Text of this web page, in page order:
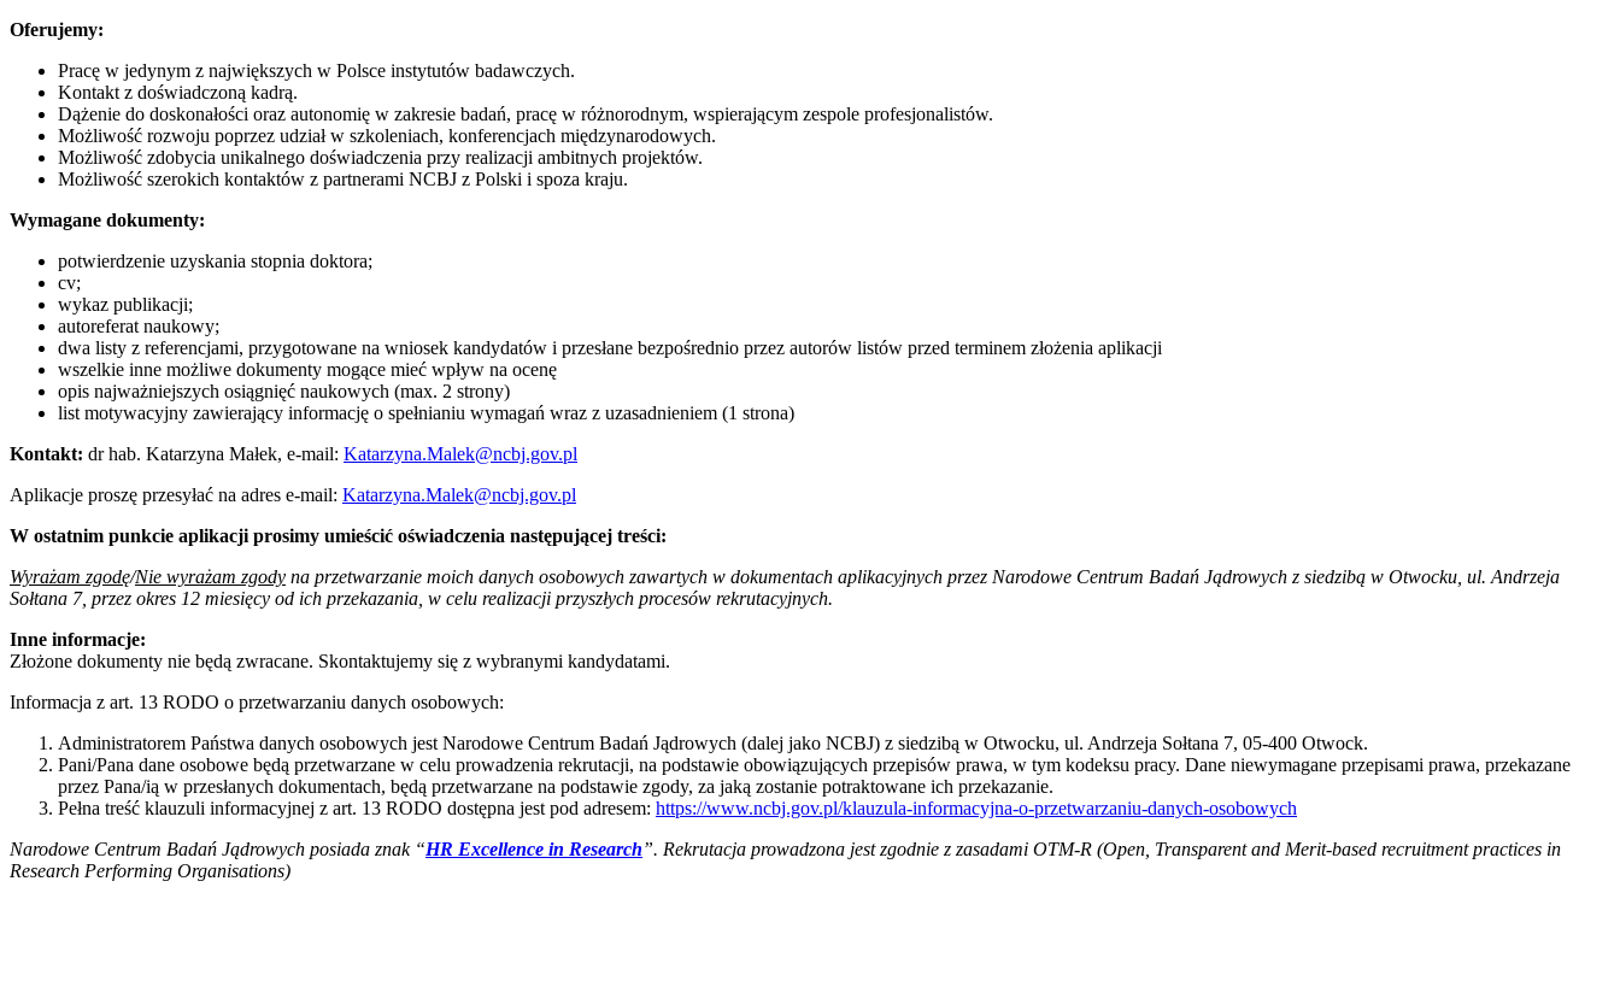
Oferujemy:
Pracę w jedynym z największych w Polsce instytutów badawczych.
Kontakt z doświadczoną kadrą.
Dążenie do doskonałości oraz autonomię w zakresie badań, pracę w różnorodnym, wspierającym zespole profesjonalistów.
Możliwość rozwoju poprzez udział w szkoleniach, konferencjach międzynarodowych.
Możliwość zdobycia unikalnego doświadczenia przy realizacji ambitnych projektów.
Możliwość szerokich kontaktów z partnerami NCBJ z Polski i spoza kraju.
Wymagane dokumenty:
potwierdzenie uzyskania stopnia doktora;
cv;
wykaz publikacji;
autoreferat naukowy;
dwa listy z referencjami, przygotowane na wniosek kandydatów i przesłane bezpośrednio przez autorów listów przed terminem złożenia aplikacji
wszelkie inne możliwe dokumenty mogące mieć wpływ na ocenę
opis najważniejszych osiągnięć naukowych (max. 2 strony)
list motywacyjny zawierający informację o spełnianiu wymagań wraz z uzasadnieniem (1 strona)
Kontakt: dr hab. Katarzyna Małek, e-mail: Katarzyna.Malek@ncbj.gov.pl
Aplikacje proszę przesyłać na adres e-mail: Katarzyna.Malek@ncbj.gov.pl
W ostatnim punkcie aplikacji prosimy umieścić oświadczenia następującej treści:
Wyrażam zgodę/Nie wyrażam zgody na przetwarzanie moich danych osobowych zawartych w dokumentach aplikacyjnych przez Narodowe Centrum Badań Jądrowych z siedzibą w Otwocku, ul. Andrzeja
Sołtana 7, przez okres 12 miesięcy od ich przekazania, w celu realizacji przyszłych procesów rekrutacyjnych.
Inne informacje:
Złożone dokumenty nie będą zwracane. Skontaktujemy się z wybranymi kandydatami.
Informacja z art. 13 RODO o przetwarzaniu danych osobowych:
Administratorem Państwa danych osobowych jest Narodowe Centrum Badań Jądrowych (dalej jako NCBJ) z siedzibą w Otwocku, ul. Andrzeja Sołtana 7, 05-400 Otwock.
Pani/Pana dane osobowe będą przetwarzane w celu prowadzenia rekrutacji, na podstawie obowiązujących przepisów prawa, w tym kodeksu pracy. Dane niewymagane przepisami prawa, przekazane
przez Pana/ią w przesłanych dokumentach, będą przetwarzane na podstawie zgody, za jaką zostanie potraktowane ich przekazanie.
Pełna treść klauzuli informacyjnej z art. 13 RODO dostępna jest pod adresem: https://www.ncbj.gov.pl/klauzula-informacyjna-o-przetwarzaniu-danych-osobowych
Narodowe Centrum Badań Jądrowych posiada znak “HR Excellence in Research”. Rekrutacja prowadzona jest zgodnie z zasadami OTM-R (Open, Transparent and Merit-based recruitment practices in
Research Performing Organisations)